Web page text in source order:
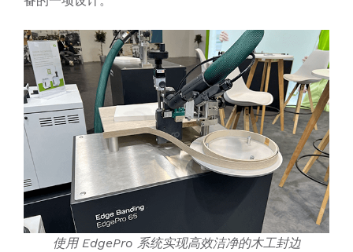
使用 EdgePro 系统实现高效洁净的木工封边